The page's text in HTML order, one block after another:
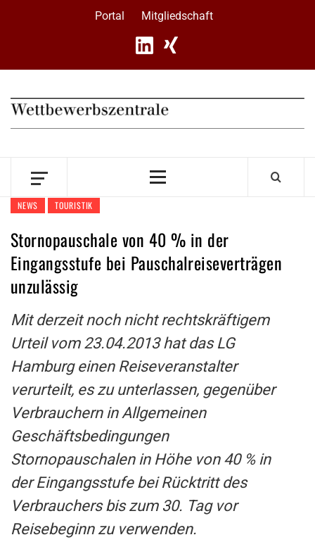
Portal Mitgliedschaft
Primary
NEWS TOURISTIK
Stornopauschale von 40 % in der
Eingangsstufe bei Pauschalreiseverträgen
unzulässig
Mit derzeit noch nicht rechtskräftigem
Urteil vom 23.04.2013 hat das LG
Hamburg einen Reiseveranstalter
verurteilt, es zu unterlassen, gegenüber
Verbrauchern in Allgemeinen
Geschäftsbedingungen
Stornopauschalen in Höhe von 40 % in
der Eingangsstufe bei Rücktritt des
Verbrauchers bis zum 30. Tag vor
Reisebeginn zu verwenden.